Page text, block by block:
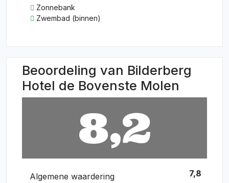
Zonnebank
Zwembad (binnen)
Beoordeling van Bilderberg
Hotel de Bovenste Molen
8,2
Algemene waardering
7,8